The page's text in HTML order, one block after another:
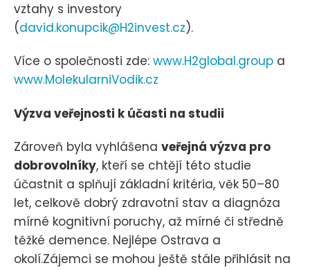
vztahy s investory
(david.konupcik@H2invest.cz).
Více o společnosti zde: www.H2global.group a
www.MolekularniVodik.cz
Výzva veřejnosti k účasti na studii
Zároveň byla vyhlášena veřejná výzva pro
dobrovolníky, kteří se chtějí této studie
účastnit a splňují základní kritéria, věk 50–80
let, celkově dobrý zdravotní stav a diagnóza
mírné kognitivní poruchy, až mírné či středně
těžké demence. Nejlépe Ostrava a
okolí.Zájemci se mohou ještě stále přihlásit na